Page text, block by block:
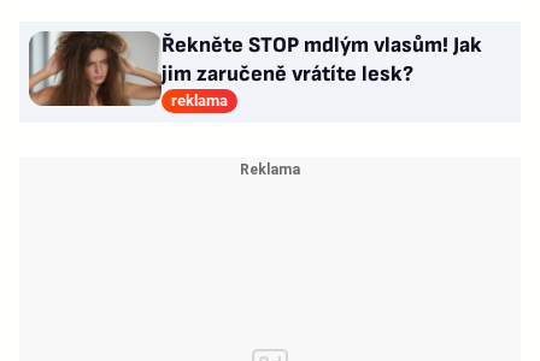
Řekněte STOP mdlým vlasům! Jak
jim zaručeně vrátíte lesk?
reklama